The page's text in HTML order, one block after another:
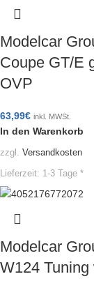
Modelcar
Coupe GT/E
OVP
63,99€ inkl. MWSt.
In den Warenkorb
zzgl. Versandkosten
Lieferzeit: 1-3 Tage *
Modelcar
W124